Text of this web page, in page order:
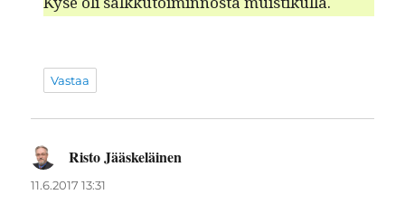
Vastaa
Risto Jääskeläinen
11.6.2017 13:31